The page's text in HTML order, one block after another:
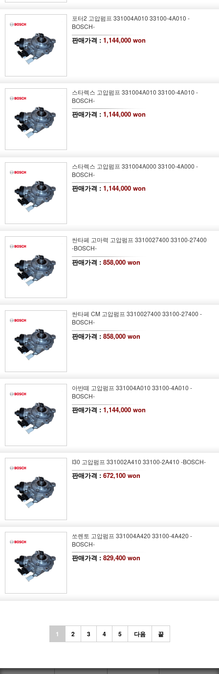
포터2 고압펌프 331004A010 33100-4A010 -
BOSCH-
판매가격 : 1,144,000 won
스타렉스 고압펌프 331004A010 33100-4A010 -
BOSCH-
판매가격 : 1,144,000 won
스타렉스 고압펌프 331004A000 33100-4A000 -
BOSCH-
판매가격 : 1,144,000 won
싼타페 고마력 고압펌프 3310027400 33100-27400
-BOSCH-
판매가격 : 858,000 won
싼타페 CM 고압펌프 3310027400 33100-27400 -
BOSCH-
판매가격 : 858,000 won
아반떼 고압펌프 331004A010 33100-4A010 -
BOSCH-
판매가격 : 1,144,000 won
I30 고압펌프 331002A410 33100-2A410 -BOSCH-
판매가격 : 672,100 won
쏘렌토 고압펌프 331004A420 33100-4A420 -
BOSCH-
판매가격 : 829,400 won
1 2 3 4 5 다음 끝